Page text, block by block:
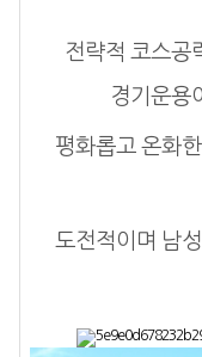
전략적 코스공
경기운용
평화롭고 온화
도전적이며 남